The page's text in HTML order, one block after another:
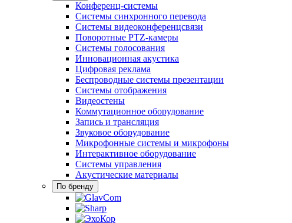
Конференц-системы
Системы синхронного перевода
Системы видеоконференцсвязи
Поворотные PTZ-камеры
Системы голосования
Инновационная акустика
Цифровая реклама
Беспроводные системы презентации
Системы отображения
Видеостены
Коммутационное оборудование
Запись и трансляция
Звуковое оборудование
Микрофонные системы и микрофоны
Интерактивное оборудование
Системы управления
Акустические материалы
По бренду